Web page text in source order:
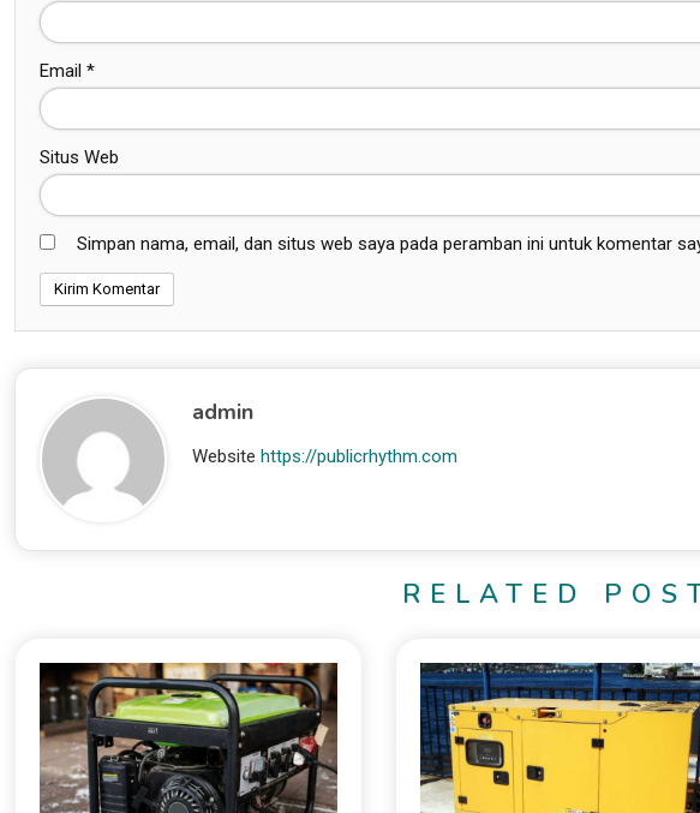
Email *
Situs Web
Simpan nama, email, dan situs web saya pada peramban ini untuk komentar
admin
Website https://publicrhythm.com
RELATED